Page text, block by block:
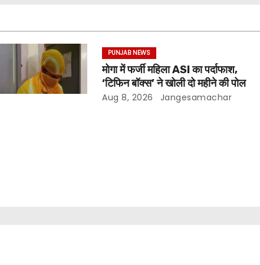
PUNJAB NEWS
मोगा में फर्जी महिला ASI का पर्दाफाश,
‘टिफिन बॉक्स’ ने खोली दो महीने की पोल
Aug 8, 2026 Jangesamachar